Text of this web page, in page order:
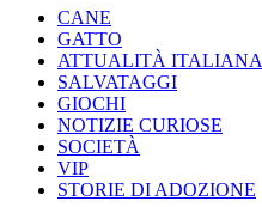
CANE
GATTO
ATTUALITÀ ITALIANA
SALVATAGGI
GIOCHI
NOTIZIE CURIOSE
SOCIETÀ
VIP
STORIE DI ADOZIONE